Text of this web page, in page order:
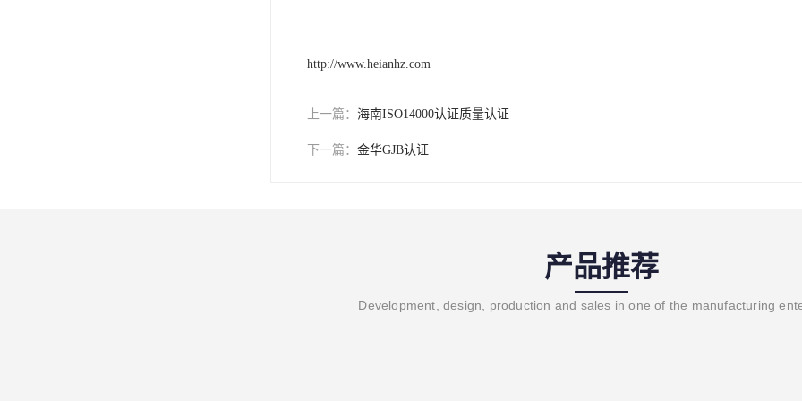
http://www.heianhz.com
上一篇： 海南ISO14000认证质量认证
下一篇： 金华GJB认证
产品推荐
Development, design, production and sales in one of the manufacturing